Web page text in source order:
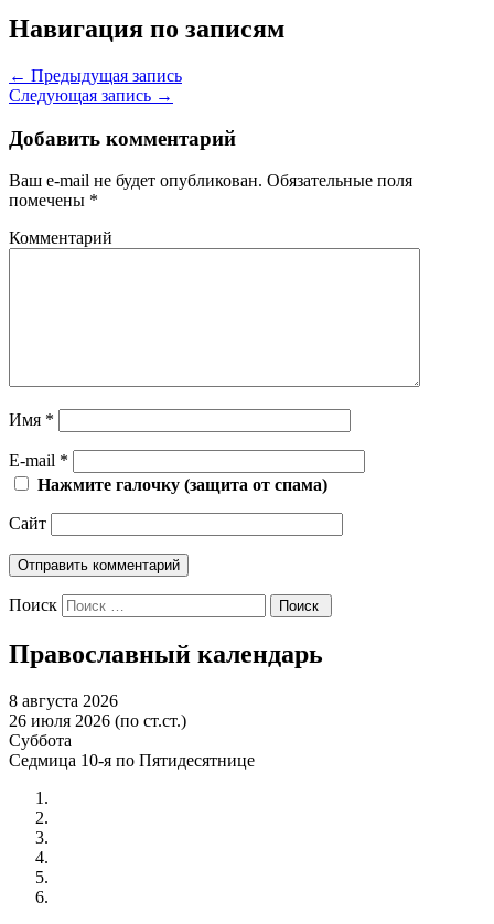
Навигация по записям
← Предыдущая запись
Следующая запись →
Добавить комментарий
Ваш e-mail не будет опубликован. Обязательные поля
помечены *
Комментарий
Имя *
E-mail *
Нажмите галочку (защита от спама)
Сайт
Поиск
Православный календарь
8 августа 2026
26 июля 2026 (по ст.ст.)
Суббота
Седмица 10-я по Пятидесятнице